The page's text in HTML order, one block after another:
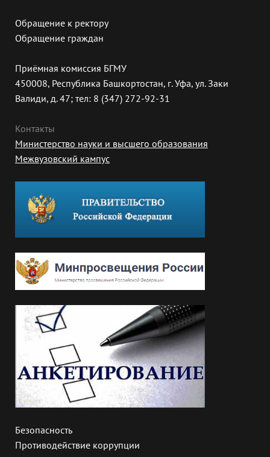
Обращение к ректору
Обращение граждан
Приёмная комиссия БГМУ
450008, Республика Башкортостан, г. Уфа, ул. Заки
Валиди, д. 47; тел: 8 (347) 272-92-31
Контакты
Министерство науки и высшего образования
Межвузовский кампус
Безопасность
Противодействие коррупции